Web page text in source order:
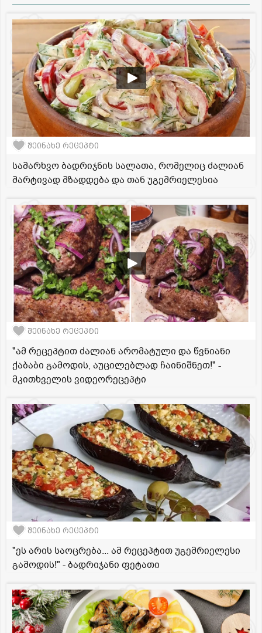
შეინახე რეცეპტი
სამარხვო ბადრიჯნის სალათა, რომელიც ძალიან
მარტივად მზადდება და თან უგემრიელესია
შეინახე რეცეპტი
"ამ რეცეპტით ძალიან არომატული და წვნიანი
ქაბაბი გამოდის, აუცილებლად ჩაინიშნეთ!" -
მკითხველის ვიდეორეცეპტი
შეინახე რეცეპტი
"ეს არის საოცრება... ამ რეცეპტით უგემრიელესი
გამოდის!" - ბადრიჯანი ფეტათი